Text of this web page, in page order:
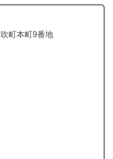
町本町9番地